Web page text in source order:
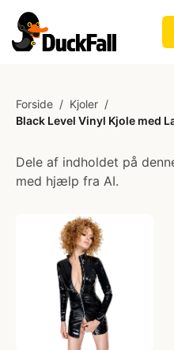
Forside / Kjoler /
Black Level Vinyl Kjole med
Dele af indholdet på
med hjælp fra AI.